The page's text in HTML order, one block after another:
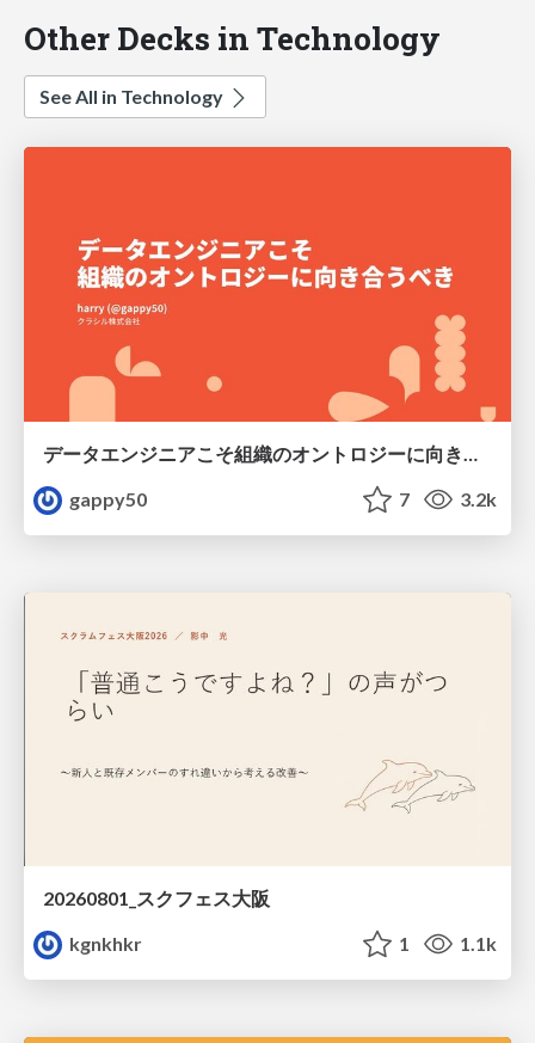
Other Decks in Technology
See All in Technology
gappy50
7 3.2k
20260801_スクフェス大阪
kgnkhkr
1 1.1k